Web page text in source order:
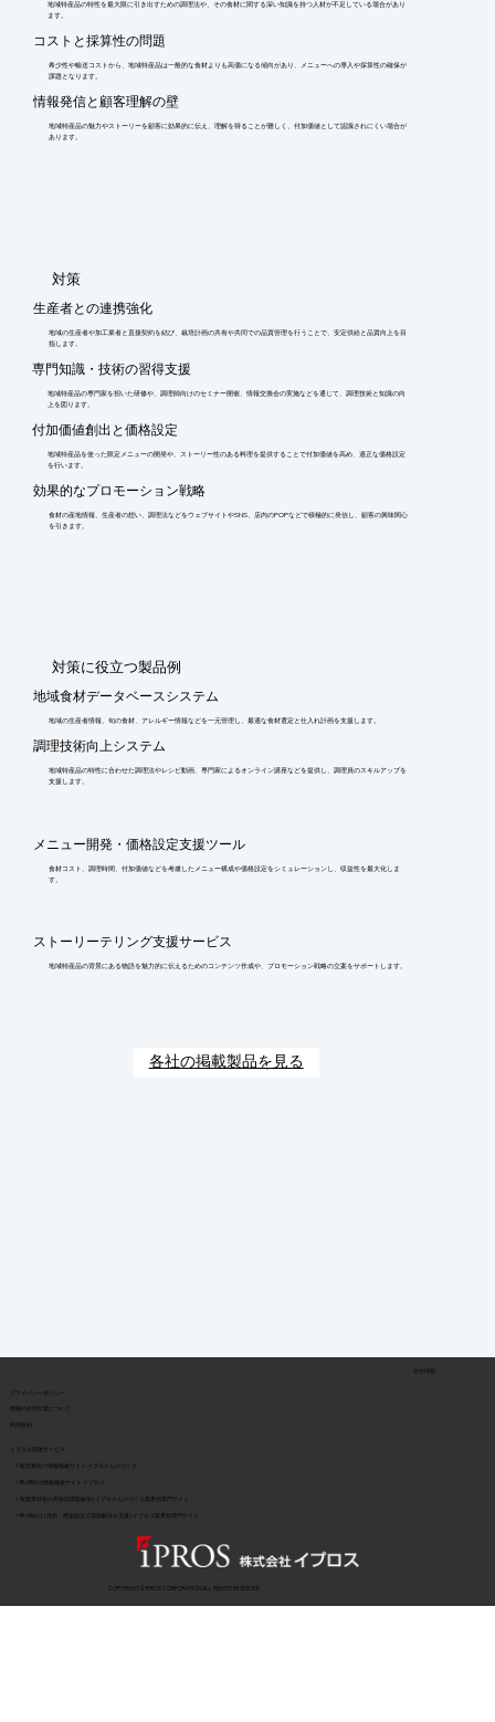
地域特産品の特性を最大限に引き出すための調理法や、その食材に関する深い知識を持つ人材が不足している場合があり
ます。
コストと採算性の問題
希少性や輸送コストから、地域特産品は一般的な食材よりも高価になる傾向があり、メニューへの導入や採算性の確保が
課題となります。
情報発信と顧客理解の壁
地域特産品の魅力やストーリーを顧客に効果的に伝え、理解を得ることが難しく、付加価値として認識されにくい場合が
あります。
​対策
生産者との連携強化
地域の生産者や加工業者と直接契約を結び、栽培計画の共有や共同での品質管理を行うことで、安定供給と品質向上を目
指します。
専門知識・技術の習得支援
地域特産品の専門家を招いた研修や、調理師向けのセミナー開催、情報交換会の実施などを通じて、調理技術と知識の向
上を図ります。
付加価値創出と価格設定
地域特産品を使った限定メニューの開発や、ストーリー性のある料理を提供することで付加価値を高め、適正な価格設定
を行います。
効果的なプロモーション戦略
食材の産地情報、生産者の想い、調理法などをウェブサイトやSNS、店内のPOPなどで積極的に発信し、顧客の興味関心
を引きます。
​対策に役立つ製品例
地域食材データベースシステム
地域の生産者情報、旬の食材、アレルギー情報などを一元管理し、最適な食材選定と仕入れ計画を支援します。
調理技術向上システム
地域特産品の特性に合わせた調理法やレシピ動画、専門家によるオンライン講座などを提供し、調理員のスキルアップを
支援します。
メニュー開発・価格設定支援ツール
食材コスト、調理時間、付加価値などを考慮したメニュー構成や価格設定をシミュレーションし、収益性を最大化しま
す。
ストーリーテリング支援サービス
地域特産品の背景にある物語を魅力的に伝えるためのコンテンツ作成や、プロモーション戦略の立案をサポートします。
各社の掲載製品を見る
​情報の外部伝達について
会社情報
COPYRIGHT © IPROS CORPORATION ALL RIGHTS RESERVED
> 製造業特化の用途別課題解決 | イプロスものづくり業界別専門サイト
> BtoB向け情報検索サイト イプロス
> BtoB向け | 目的・用途起点で課題解決を支援 | イプロス業界別専門サイト
> 製造業向け情報検索サイト イプロスものづくり
イプロス関連サービス